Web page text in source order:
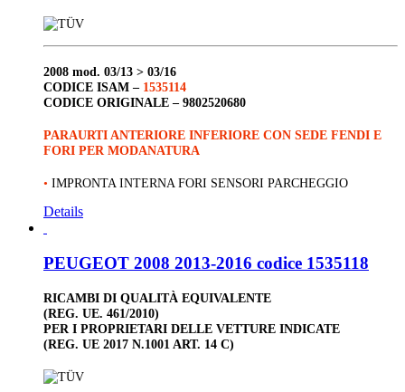
2008 mod. 03/13 > 03/16
CODICE ISAM – 1535114
CODICE ORIGINALE – 9802520680
PARAURTI ANTERIORE INFERIORE CON SEDE FENDI E
FORI PER MODANATURA
• IMPRONTA INTERNA FORI SENSORI PARCHEGGIO
Details
PEUGEOT 2008 2013-2016 codice 1535118
RICAMBI DI QUALITÀ EQUIVALENTE
(REG. UE. 461/2010)
PER I PROPRIETARI DELLE VETTURE INDICATE
(REG. UE 2017 N.1001 ART. 14 C)